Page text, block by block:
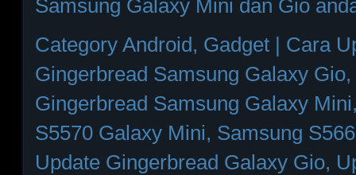
Samsung Galaxy Mini dan Gio
Category Android, Gadget | Cara
Gingerbread Samsung Galaxy
Gingerbread Samsung Galaxy
S5570 Galaxy Mini, Samsung
Update Gingerbread Galaxy Gio,